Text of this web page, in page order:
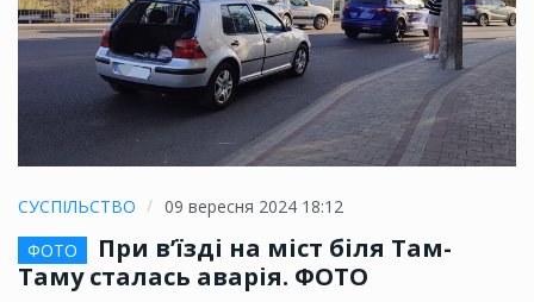
СУСПІЛЬСТВО
09 вересня 2024 18:12
ФОТО
При в’їзді на міст біля Там-
Таму сталась аварія. ФОТО